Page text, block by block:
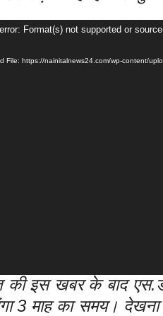
Format(s) not supported or
File: https://nainitalnews24.com/wp-content/
की इस खबर के बाद
3 माह का समय। देखना